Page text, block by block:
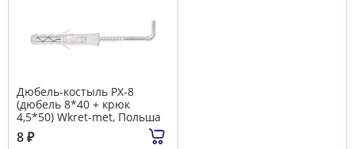
Дюбель-костыль РX-8
(дюбель 8*40 + крюк
4,5*50) Wkret-met, Польша
8₽